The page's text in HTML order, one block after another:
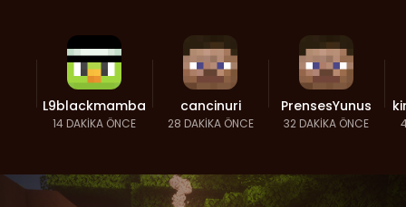
L9blackmamba
14 DAKIKA ÖNCE
cancinuri
28 DAKIKA ÖNCE
PrensesYunus
32 DAKIKA ÖNCE